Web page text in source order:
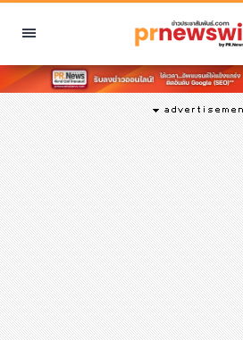
หมวดหมู่
พีอาร์ นิวส์ไวร์
สินค้า, บริการ
โปรโมชั่น
งานอีเว้นท์
รีวิว
บันเทิง
นักแสดง, นักร้อง, โมเดล
อินฟลูเอนเซอร์
ไลฟ์สไตล์